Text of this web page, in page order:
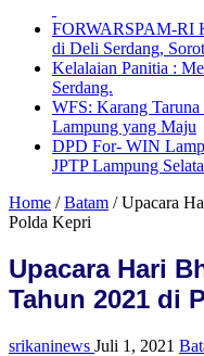
FORWARSPAM-RI
di Deli Serdang,
Kelalaian Panitia :
Serdang.
WFS: Karang
Lampung yang Maju
DPD For- WIN
JPTP Lampung
Home / Batam / Upacara
Polda Kepri
Upacara Hari
Tahun 2021 di
srikaninews Juli 1, 2021